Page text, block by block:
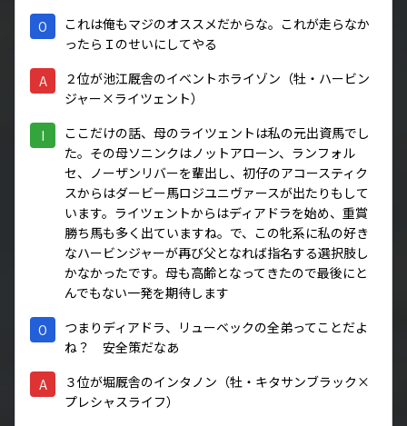
O
これは俺もマジのオススメだからな。これが走らなか
ったらＩのせいにしてやる
A
２位が池江厩舎のイベントホライゾン（牡・ハービン
ジャー×ライツェント）
I
ここだけの話、母のライツェントは私の元出資馬でし
た。その母ソニンクはノットアローン、ランフォル
セ、ノーザンリバーを輩出し、初仔のアコースティク
スからはダービー馬ロジユニヴァースが出たりもして
います。ライツェントからはディアドラを始め、重賞
勝ち馬も多く出ていますね。で、この牝系に私の好き
なハービンジャーが再び父となれば指名する選択肢し
かなかったです。母も高齢となってきたので最後にと
んでもない一発を期待します
O
つまりディアドラ、リューベックの全弟ってことだよ
ね？ 安全策だなあ
A
３位が堀厩舎のインタノン（牡・キタサンブラック×
プレシャスライフ）